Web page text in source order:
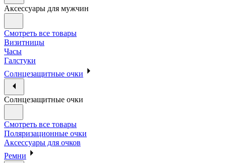
Аксессуары для мужчин
Смотреть все товары
Визитницы
Часы
Галстуки
Солнцезащитные очки
Солнцезащитные очки
Смотреть все товары
Поляризационные очки
Аксессуары для очков
Ремни